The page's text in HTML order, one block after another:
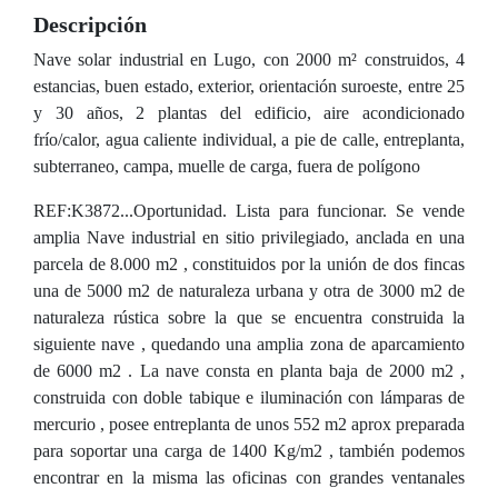
Descripción
Nave solar industrial en Lugo, con 2000 m² construidos, 4
estancias, buen estado, exterior, orientación suroeste, entre 25
y 30 años, 2 plantas del edificio, aire acondicionado
frío/calor, agua caliente individual, a pie de calle, entreplanta,
subterraneo, campa, muelle de carga, fuera de polígono
REF:K3872...Oportunidad. Lista para funcionar. Se vende
amplia Nave industrial en sitio privilegiado, anclada en una
parcela de 8.000 m2 , constituidos por la unión de dos fincas
una de 5000 m2 de naturaleza urbana y otra de 3000 m2 de
naturaleza rústica sobre la que se encuentra construida la
siguiente nave , quedando una amplia zona de aparcamiento
de 6000 m2 . La nave consta en planta baja de 2000 m2 ,
construida con doble tabique e iluminación con lámparas de
mercurio , posee entreplanta de unos 552 m2 aprox preparada
para soportar una carga de 1400 Kg/m2 , también podemos
encontrar en la misma las oficinas con grandes ventanales